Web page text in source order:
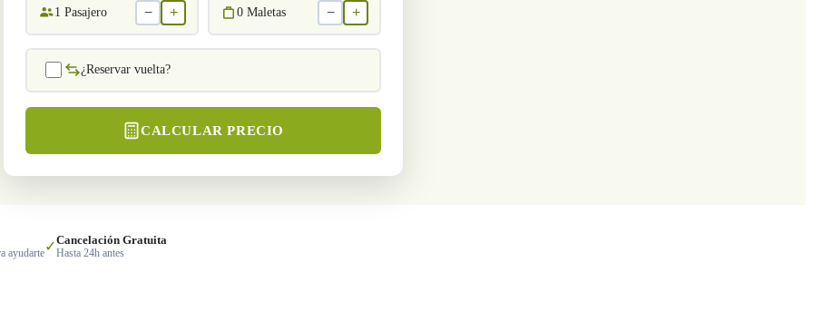
1 Pasajero − + 0 Maletas − +
¿Reservar vuelta?
CALCULAR PRECIO
ayudarte✓Cancelación Gratuita
Hasta 24h antes